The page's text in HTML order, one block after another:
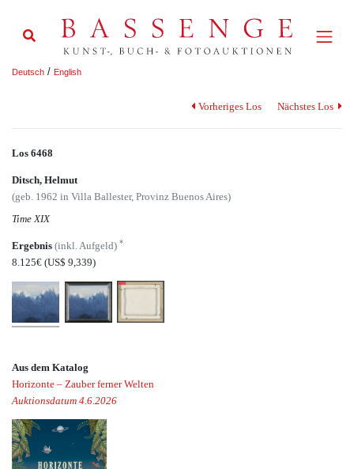
Deutsch / English
Vorheriges Los Nächstes Los
Los 6468
Ditsch, Helmut
(geb. 1962 in Villa Ballester, Provinz Buenos Aires)
Time XIX
Ergebnis (inkl. Aufgeld) *
8.125€ (US$ 9,339)
Aus dem Katalog
Horizonte – Zauber ferner Welten
Auktionsdatum 4.6.2026